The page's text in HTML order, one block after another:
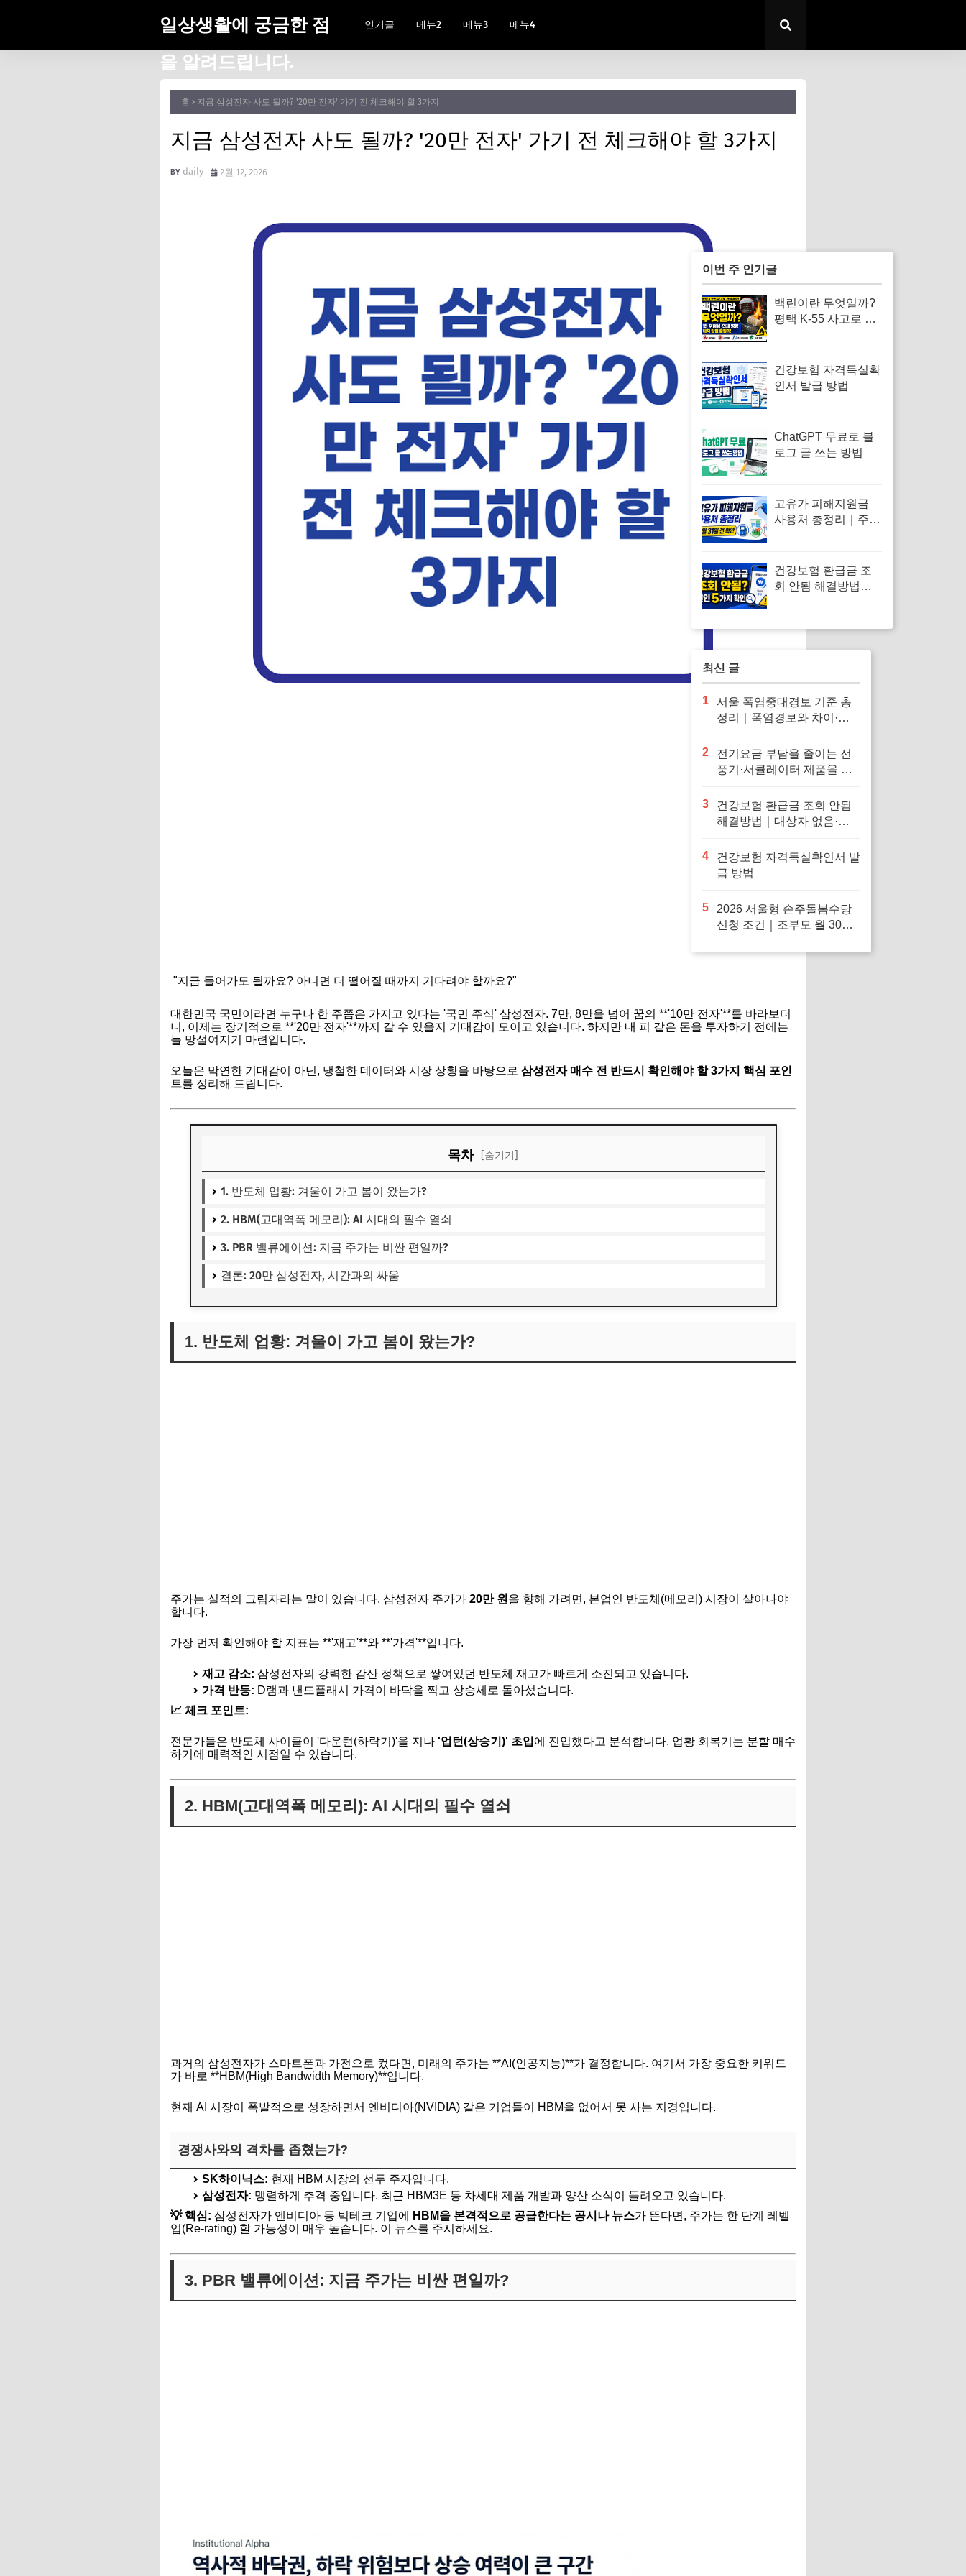
일상생활에 궁금한 점
을 알려드립니다.
인기글 메뉴2 메뉴3 메뉴4
홈 지금 삼성전자 사도 될까? '20만 전자' 가기 전 체크해야 할 3가지
지금 삼성전자 사도 될까? '20만 전자' 가기 전 체크해야 할 3가지
daily 2월 12, 2026
"지금 들어가도 될까요? 아니면 더 떨어질 때까지 기다려야 할까요?"
대한민국 국민이라면 누구나 한 주쯤은 가지고 있다는 '국민 주식' 삼성전자. 7만, 8만을 넘어 꿈의 **'10만 전자'**를 바라보더
니, 이제는 장기적으로 **'20만 전자'**까지 갈 수 있을지 기대감이 모이고 있습니다. 하지만 내 피 같은 돈을 투자하기 전에는
늘 망설여지기 마련입니다.
오늘은 막연한 기대감이 아닌, 냉철한 데이터와 시장 상황을 바탕으로 삼성전자 매수 전 반드시 확인해야 할 3가지 핵심 포인
트를 정리해 드립니다.
목차 [숨기기]
1. 반도체 업황: 겨울이 가고 봄이 왔는가?
2. HBM(고대역폭 메모리): AI 시대의 필수 열쇠
3. PBR 밸류에이션: 지금 주가는 비싼 편일까?
결론: 20만 삼성전자, 시간과의 싸움
1. 반도체 업황: 겨울이 가고 봄이 왔는가?
주가는 실적의 그림자라는 말이 있습니다. 삼성전자 주가가 20만 원 을 향해 가려면, 본업인 반도체(메모리) 시장이 살아나야
합니다.
가장 먼저 확인해야 할 지표는 **'재고'**와 **'가격'**입니다.
재고 감소: 삼성전자의 강력한 감산 정책으로 쌓여있던 반도체 재고가 빠르게 소진되고 있습니다.
가격 반등: D램과 낸드플래시 가격이 바닥을 찍고 상승세로 돌아섰습니다.
📈 체크 포인트:
전문가들은 반도체 사이클이 '다운턴(하락기)'을 지나 '업턴(상승기)' 초입에 진입했다고 분석합니다. 업황 회복기는 분할 매수
하기에 매력적인 시점일 수 있습니다.
2. HBM(고대역폭 메모리): AI 시대의 필수 열쇠
과거의 삼성전자가 스마트폰과 가전으로 컸다면, 미래의 주가는 **AI(인공지능)**가 결정합니다. 여기서 가장 중요한 키워드
가 바로 **HBM(High Bandwidth Memory)**입니다.
현재 AI 시장이 폭발적으로 성장하면서 엔비디아(NVIDIA) 같은 기업들이 HBM을 없어서 못 사는 지경입니다.
경쟁사와의 격차를 좁혔는가?
SK하이닉스: 현재 HBM 시장의 선두 주자입니다.
삼성전자: 맹렬하게 추격 중입니다. 최근 HBM3E 등 차세대 제품 개발과 양산 소식이 들려오고 있습니다.
💡 핵심: 삼성전자가 엔비디아 등 빅테크 기업에 HBM을 본격적으로 공급한다는 공시나 뉴스가 뜬다면, 주가는 한 단계 레벨
업(Re-rating) 할 가능성이 매우 높습니다. 이 뉴스를 주시하세요.
3. PBR 밸류에이션: 지금 주가는 비싼 편일까?
이번 주 인기글
백린이란 무엇일까?
평택 K-55 사고로 알
건강보험 자격득실확
인서 발급 방법
ChatGPT 무료로 블
로그 글 쓰는 방법
고유가 피해지원금
사용처 총정리｜주유
건강보험 환급금 조
회 안됨 해결방법｜
최신 글
1
서울 폭염중대경보 기준 총
정리｜폭염경보와 차이·행
2
전기요금 부담을 줄이는 선
풍기·서큘레이터 제품을 확
3
건강보험 환급금 조회 안됨
해결방법｜대상자 없음·신
4
건강보험 자격득실확인서 발
급 방법
5
2026 서울형 손주돌봄수당
신청 조건｜조부모 월 30만